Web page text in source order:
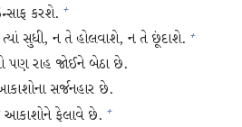
કરશે. +
સુધી, ન તે હોલવાશે, ન તે છૂંદાશે. +
પણ રાહ જોઈને બેઠા છે.
સર્જનહાર છે.
ફેલાવે છે. +